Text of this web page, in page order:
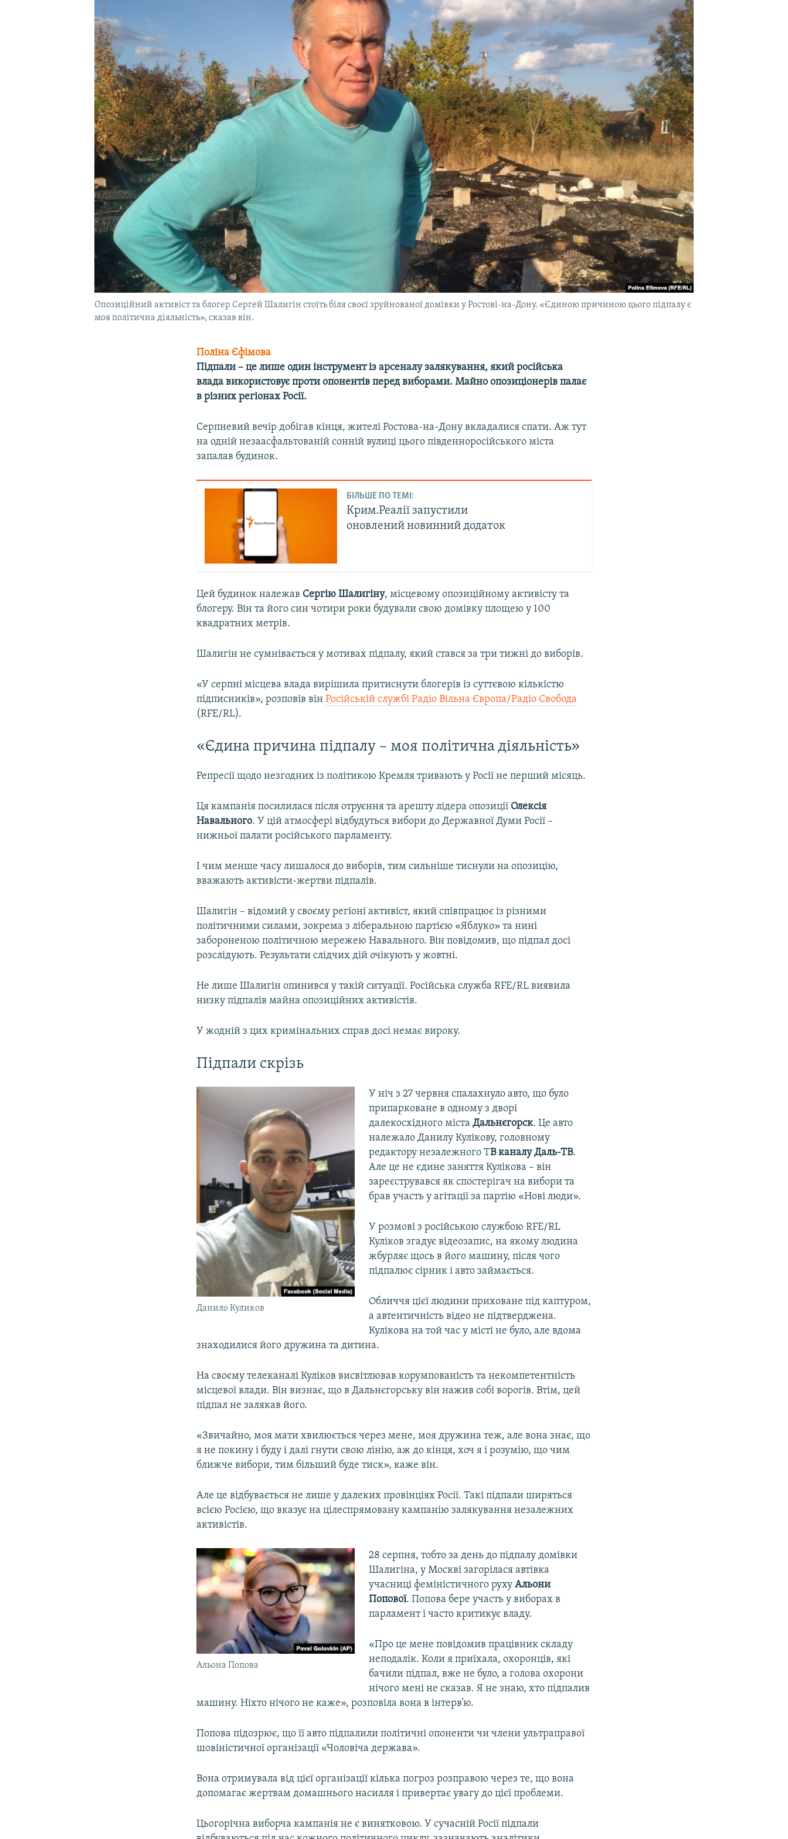
УКРАЇНСЬКА ПРОБЛЕМА КРИМУ
Опозиційний активіст та блогер Сергей Шалигін стоїть біля своєї зруйнованої домівки у Ростові-на-Дону. «Єдиною причиною цього підпалу є
моя політична діяльність», сказав він.
Поліна Єфімова
Підпали – це лише один інструмент із арсеналу залякування, який російська
влада використовує проти опонентів перед виборами. Майно опозиціонерів палає
в різних регіонах Росії.
Серпневий вечір добігав кінця, жителі Ростова-на-Дону вкладалися спати. Аж тут
на одній незаасфальтованій сонній вулиці цього південноросійського міста
запалав будинок.
БІЛЬШЕ ПО ТЕМІ:
Крим.Реалії запустили
оновлений новинний додаток
Цей будинок належав Сергію Шалигіну, місцевому опозиційному активісту та
блогеру. Він та його син чотири роки будували свою домівку площею у 100
квадратних метрів.
Шалигін не сумнівається у мотивах підпалу, який стався за три тижні до виборів.
«У серпні місцева влада вирішила притиснути блогерів із суттєвою кількістю
підписників», розповів вінРосійській службі Радіо Вільна Європа/Радіо Свобода
(RFE/RL).
«Єдина причина підпалу – моя політична діяльність»
Репресії щодо незгодних із політикою Кремля тривають у Росії не перший місяць.
Ця кампанія посилилася після отруєння та арешту лідера опозиції Олексія
Навального. У цій атмосфері відбудуться вибори до Державної Думи Росії –
нижньої палати російського парламенту.
І чим менше часу лишалося до виборів, тим сильніше тиснули на опозицію,
вважають активісти-жертви підпалів.
Шалигін – відомий у своєму регіоні активіст, який співпрацює із різними
політичними силами, зокрема з ліберальною партією «Яблуко» та нині
забороненою політичною мережею Навального. Він повідомив, що підпал досі
розслідують. Результати слідчих дій очікують у жовтні.
Не лише Шалигін опинився у такій ситуації. Російська служба RFE/RL виявила
низку підпалів майна опозиційних активістів.
У жодній з цих кримінальних справ досі немає вироку.
Підпали скрізь
Данило Куликов
У ніч з 27 червня спалахнуло авто, що було
припарковане в одному з дворі
далекосхідного міста Дальнєгорск. Це авто
належало Данилу Кулікову, головному
редактору незалежного ТВ каналу Даль-ТВ.
Але це не єдине заняття Кулікова – він
зареєструвався як спостерігач на вибори та
брав участь у агітації за партію «Нові люди».
У розмові з російською службою RFE/RL
Куліков згадує відеозапис, на якому людина
жбурляє щось в його машину, після чого
підпалює сірник і авто займається.
Обличчя цієї людини приховане під каптуром,
а автентичність відео не підтверджена.
Кулікова на той час у місті не було, але вдома
знаходилися його дружина та дитина.
На своєму телеканалі Куліков висвітлював корумпованість та некомпетентність
місцевої влади. Він визнає, що в Дальнєгорську він нажив собі ворогів. Втім, цей
підпал не залякав його.
«Звичайно, моя мати хвилюється через мене, моя дружина теж, але вона знає, що
я не покину і буду і далі гнути свою лінію, аж до кінця, хоч я і розумію, що чим
ближче вибори, тим більший буде тиск», каже він.
Але це відбувається не лише у далеких провінціях Росії. Такі підпали ширяться
всією Росією, що вказує на цілеспрямовану кампанію залякування незалежних
активістів.
Альона Попова
28 серпня, тобто за день до підпалу домівки
Шалигіна, у Москві загорілася автівка
учасниці феміністичного руху Альони
Попової. Попова бере участь у виборах в
парламент і часто критикує владу.
«Про це мене повідомив працівник складу
неподалік. Коли я приїхала, охоронців, які
бачили підпал, вже не було, а голова охорони
нічого мені не сказав. Я не знаю, хто підпалив
машину. Ніхто нічого не каже», розповіла вона в інтерв’ю.
Попова підозрює, що її авто підпалили політичні опоненти чи члени ультраправої
шовіністичної організації «Чоловіча держава».
Вона отримувала від цієї організації кілька погроз розправою через те, що вона
допомагає жертвам домашнього насилля і привертає увагу до цієї проблеми.
Цьогорічна виборча кампанія не є винятковою. У сучасній Росії підпали